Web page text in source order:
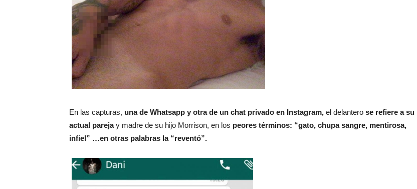
En las capturas, una de Whatsapp y otra de un chat privado en Instagram, el delantero se refiere a su
actual parejay madre de su hijo Morrison, en los peores términos: “gato, chupa sangre, mentirosa,
infiel” …en otras palabras la “reventó”.